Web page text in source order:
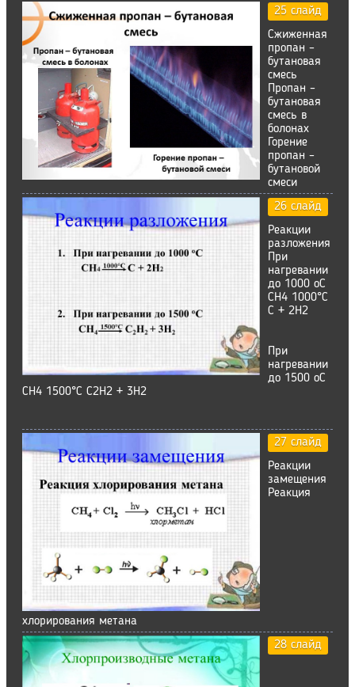
25 слайд
Сжиженная
пропан –
бутановая
смесь
Пропан –
бутановая
смесь в
болонах
Горение
пропан –
бутановой
смеси
26 слайд
Реакции
разложения
При
нагревании
до 1000 оС
CH4 1000°С
C + 2H2
При
нагревании
до 1500 оС
СН4 1500°С С2Н2 + 3Н2
27 слайд
Реакции
замещения
Реакция
хлорирования метана
28 слайд